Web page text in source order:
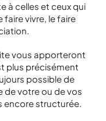
à celles et ceux qui
vivre, le faire
vous apporteront
plus précisément
possible de
de votre ou de vos
encore structurée.